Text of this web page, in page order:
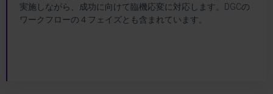
実施しながら、成功に向けて臨機応変に対応します。DGCの
ワークフローの４フェイズとも含まれています。